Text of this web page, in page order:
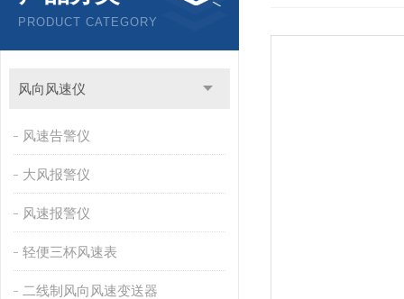
PRODUCT CATEGORY
风向风速仪
风速告警仪
大风报警仪
风速报警仪
轻便三杯风速表
二线制风向风速变送器